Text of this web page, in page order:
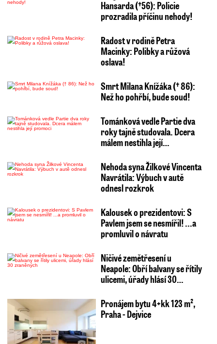
Hansarda (†56): Policie
prozradila příčinu nehody!
Radost v rodině Petra
Macinky: Polibky a růžová
oslava!
Smrt Milana Knížáka († 86):
Než ho pohřbí, bude soud!
Tománková vedle Partie dva
roky tajně studovala. Dcera
málem nestihla její…
Nehoda syna Žilkové Vincenta
Navrátila: Výbuch v autě
odnesl rozkrok
Kalousek o prezidentovi: S
Pavlem jsem se nesmířil! ...a
promluvil o návratu
Ničivé zemětřesení u
Neapole: Obří balvany se řítily
ulicemi, úřady hlásí 30…
Pronájem bytu 4+kk 123 m²,
Praha - Dejvice